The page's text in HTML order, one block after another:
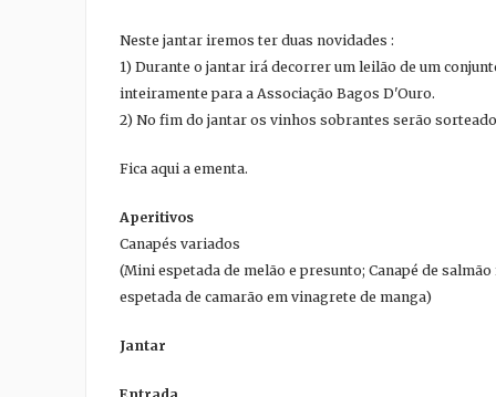
Neste jantar iremos ter duas novidades :
1) Durante o jantar irá decorrer um leilão de um
inteiramente para a Associação Bagos D'Ouro.
2) No fim do jantar os vinhos sobrantes serão
Fica aqui a ementa.
Aperitivos
Canapés variados
(Mini espetada de melão e presunto; Canapé de
espetada de camarão em vinagrete de manga)
Jantar